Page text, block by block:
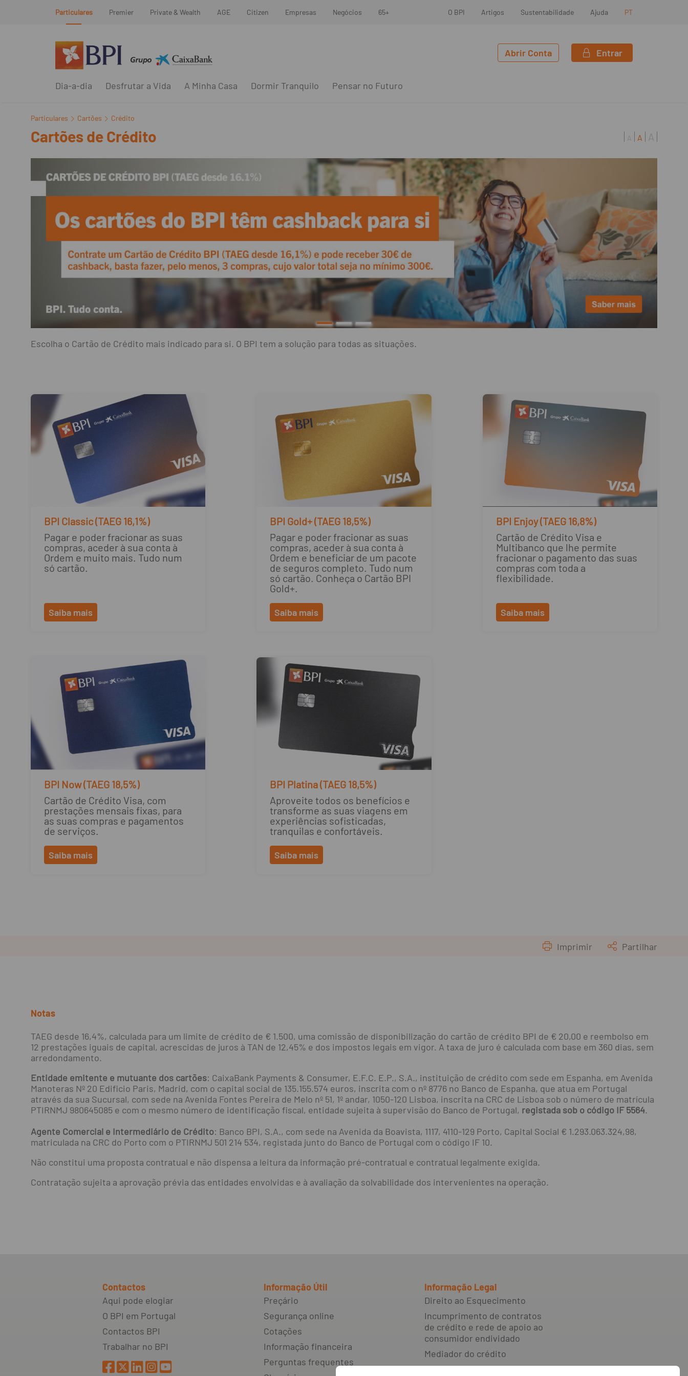
Particulares Premier Private & Wealth AGE Citizen Empresas Negócios 65+ O BPI Artigos Sustentabilidade Ajuda PT
Abrir Conta Entrar
Dia-a-dia Desfrutar a Vida A Minha Casa Dormir Tranquilo Pensar no Futuro
Particulares Cartões Crédito
Cartões de Crédito A A A
Escolha o Cartão de Crédito mais indicado para si. O BPI tem a solução para todas as situações.
BPI Classic (TAEG 16,1%)
Pagar e poder fracionar as suas
compras, aceder à sua conta à
Ordem e muito mais. Tudo num
só cartão.
Saiba mais
BPI Gold+ (TAEG 18,5%)
Pagar e poder fracionar as suas
compras, aceder à sua conta à
Ordem e beneficiar de um pacote
de seguros completo. Tudo num
só cartão. Conheça o Cartão BPI
Gold+.
Saiba mais
BPI Enjoy (TAEG 16,8%)
Cartão de Crédito Visa e
Multibanco que lhe permite
fracionar o pagamento das suas
compras com toda a
flexibilidade.
Saiba mais
BPI Now (TAEG 18,5%)
Cartão de Crédito Visa, com
prestações mensais fixas, para
as suas compras e pagamentos
de serviços.
Saiba mais
BPI Platina (TAEG 18,5%)
Aproveite todos os benefícios e
transforme as suas viagens em
experiências sofisticadas,
tranquilas e confortáveis.
Saiba mais
Imprimir Partilhar
Notas
TAEG desde 16,4%, calculada para um limite de crédito de € 1.500, uma comissão de disponibilização do cartão de crédito BPI de € 20,00 e reembolso em
12 prestações iguais de capital, acrescidas de juros à TAN de 12,45% e dos impostos legais em vigor. A taxa de juro é calculada com base em 360 dias, sem
arredondamento.
Entidade emitente e mutuante dos cartões: CaixaBank Payments & Consumer, E.F.C. E.P., S.A., instituição de crédito com sede em Espanha, em Avenida
Manoteras Nº 20 Edificio Paris, Madrid, com o capital social de 135.155.574 euros, inscrita com o nº 8776 no Banco de Espanha, que atua em Portugal
através da sua Sucursal, com sede na Avenida Fontes Pereira de Melo nº 51, 1º andar, 1050-120 Lisboa, inscrita na CRC de Lisboa sob o número de matrícula
PTIRNMJ 980645085 e com o mesmo número de identificação fiscal, entidade sujeita à supervisão do Banco de Portugal, registada sob o código IF 5564.
Agente Comercial e Intermediário de Crédito: Banco BPI, S.A., com sede na Avenida da Boavista, 1117, 4110-129 Porto, Capital Social € 1.293.063.324,98,
matriculada na CRC do Porto com o PTIRNMJ 501 214 534, registada junto do Banco de Portugal com o código IF 10.
Não constitui uma proposta contratual e não dispensa a leitura da informação pré-contratual e contratual legalmente exigida.
Contratação sujeita a aprovação prévia das entidades envolvidas e à avaliação da solvabilidade dos intervenientes na operação.
Contactos
Aqui pode elogiar
O BPI em Portugal
Contactos BPI
Trabalhar no BPI
Informação Útil
Preçário
Segurança online
Cotações
Informação financeira
Perguntas frequentes
Informação Legal
Direito ao Esquecimento
Incumprimento de contratos
de crédito e rede de apoio ao
consumidor endividado
Mediador do crédito
Livro de reclamações e